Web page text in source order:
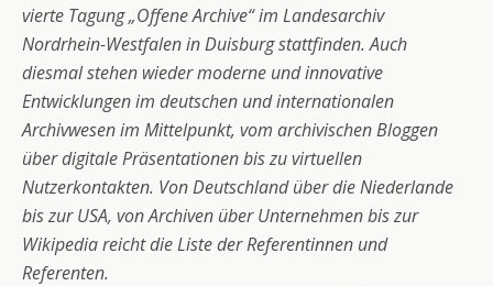
vierte Tagung „Offene Archive“ im Landesarchiv
Nordrhein-Westfalen in Duisburg stattfinden. Auch
diesmal stehen wieder moderne und innovative
Entwicklungen im deutschen und internationalen
Archivwesen im Mittelpunkt, vom archivischen Bloggen
über digitale Präsentationen bis zu virtuellen
Nutzerkontakten. Von Deutschland über die Niederlande
bis zur USA, von Archiven über Unternehmen bis zur
Wikipedia reicht die Liste der Referentinnen und
Referenten.